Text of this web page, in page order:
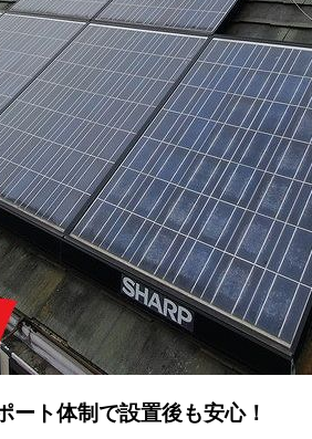
ート体制で設置後も安心！